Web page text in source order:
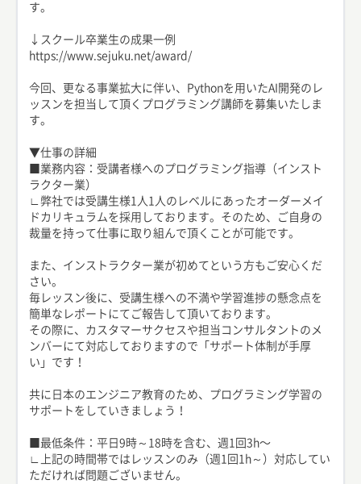
す。
↓スクール卒業生の成果一例
https://www.sejuku.net/award/
今回、更なる事業拡大に伴い、Pythonを用いたAI開発のレ
ッスンを担当して頂くプログラミング講師を募集いたしま
す。
▼仕事の詳細
■業務内容：受講者様へのプログラミング指導（インスト
ラクター業）
∟弊社では受講生様1人1人のレベルにあったオーダーメイ
ドカリキュラムを採用しております。そのため、ご自身の
裁量を持って仕事に取り組んで頂くことが可能です。
また、インストラクター業が初めてという方もご安心くだ
さい。
毎レッスン後に、受講生様への不満や学習進捗の懸念点を
簡単なレポートにてご報告して頂いております。
その際に、カスタマーサクセスや担当コンサルタントのメ
ンバーにて対応しておりますので「サポート体制が手厚
い」です！
共に日本のエンジニア教育のため、プログラミング学習の
サポートをしていきましょう！
■最低条件：平日9時～18時を含む、週1回3h〜
∟上記の時間帯ではレッスンのみ（週1回1h～）対応してい
ただければ問題ございません。